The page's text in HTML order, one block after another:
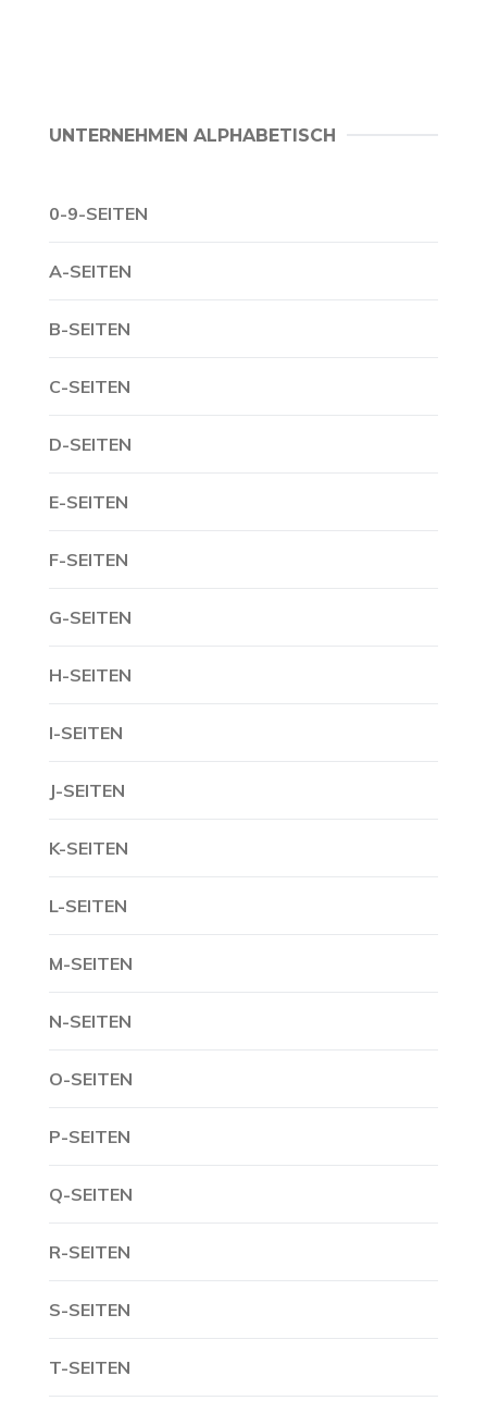
UNTERNEHMEN ALPHABETISCH
0-9-SEITEN
A-SEITEN
B-SEITEN
C-SEITEN
D-SEITEN
E-SEITEN
F-SEITEN
G-SEITEN
H-SEITEN
I-SEITEN
J-SEITEN
K-SEITEN
L-SEITEN
M-SEITEN
N-SEITEN
O-SEITEN
P-SEITEN
Q-SEITEN
R-SEITEN
S-SEITEN
T-SEITEN